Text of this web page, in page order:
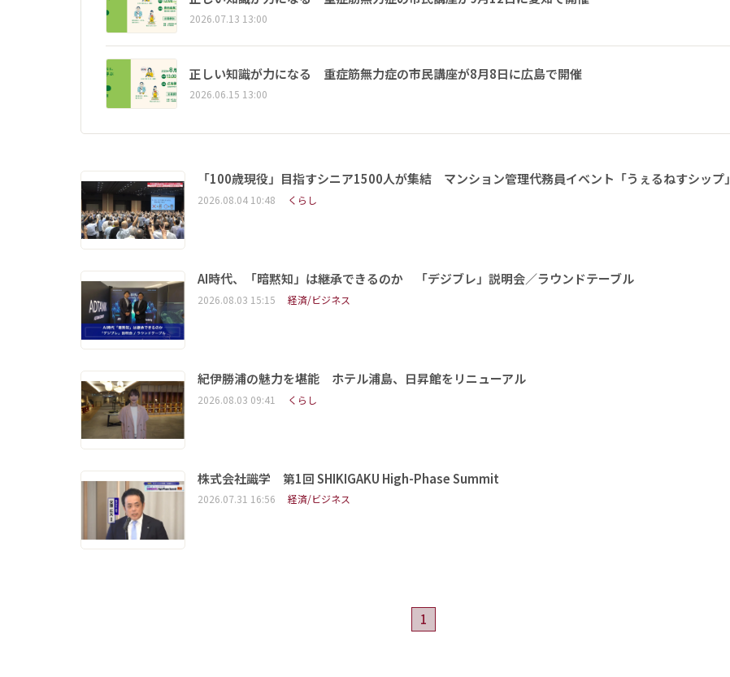
2026.07.13 13:00
正しい知識が力になる 重症筋無力症の市民講座が8月8日に広島で開催
2026.06.15 13:00
「100歳現役」目指すシニア1500人が集結 マンション管理代務員イベント「うぇるねすシップ」
2026.08.04 10:48 くらし
AI時代、「暗黙知」は継承できるのか 「デジブレ」説明会／ラウンドテーブル
2026.08.03 15:15 経済/ビジネス
紀伊勝浦の魅力を堪能 ホテル浦島、日昇館をリニューアル
2026.08.03 09:41 くらし
株式会社識学 第1回 SHIKIGAKU High-Phase Summit
2026.07.31 16:56 経済/ビジネス
1